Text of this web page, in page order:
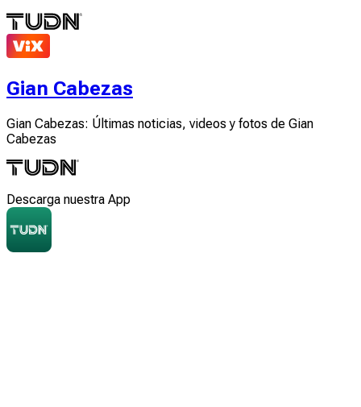
Gian Cabezas
Gian Cabezas: Últimas noticias, videos y fotos de Gian
Cabezas
Descarga nuestra App